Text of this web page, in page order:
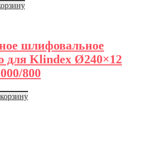
шлифовальное
для Klindex Ø240×12
800